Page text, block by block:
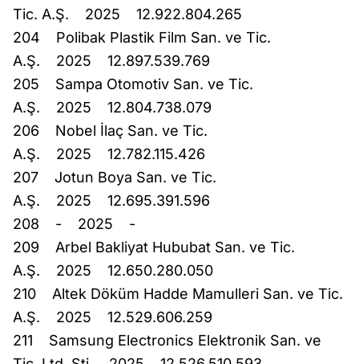
Tic. A.Ş. 2025 12.922.804.265
204 Polibak Plastik Film San. ve Tic.
A.Ş. 2025 12.897.539.769
205 Sampa Otomotiv San. ve Tic.
A.Ş. 2025 12.804.738.079
206 Nobel İlaç San. ve Tic.
A.Ş. 2025 12.782.115.426
207 Jotun Boya San. ve Tic.
A.Ş. 2025 12.695.391.596
208 - 2025 -
209 Arbel Bakliyat Hububat San. ve Tic.
A.Ş. 2025 12.650.280.050
210 Altek Döküm Hadde Mamulleri San. ve Tic.
A.Ş. 2025 12.529.606.259
211 Samsung Electronics Elektronik San. ve